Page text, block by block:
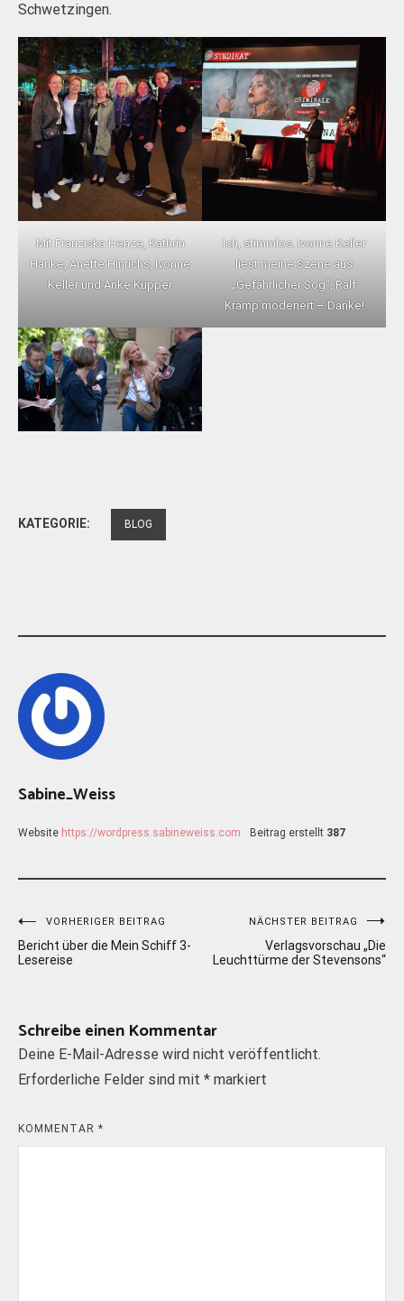
Schwetzingen.
Mit Franziska Henze, Kathrin
Hanke, Anette Hinrichs, Ivonne
Keller und Anke Küpper
Ich, stimmlos. Ivonne Keller
liest meine Szene aus
„Gefährlicher Sog“, Ralf
Kramp moderiert – Danke!
KATEGORIE: BLOG
Sabine_Weiss
Website https://wordpress.sabineweiss.com Beitrag erstellt 387
Beitragsnavigation
VORHERIGER BEITRAG
Bericht über die Mein Schiff 3-
Lesereise
NÄCHSTER BEITRAG
Verlagsvorschau „Die
Leuchttürme der Stevensons“
Schreibe einen Kommentar
Deine E-Mail-Adresse wird nicht veröffentlicht.
Erforderliche Felder sind mit * markiert
KOMMENTAR *